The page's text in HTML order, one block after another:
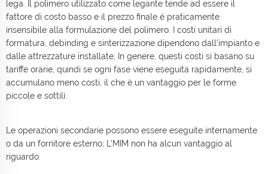
lega. Il polimero utilizzato come legante tende ad essere il
fattore di costo basso e il prezzo finale è praticamente
insensibile alla formulazione del polimero. I costi unitari di
formatura, debinding e sinterizzazione dipendono dall'impianto e
dalle attrezzature installate; In genere, questi costi si basano su
tariffe orarie, quindi se ogni fase viene eseguita rapidamente, si
accumulano meno costi, il che è un vantaggio per le forme
piccole e sottili.
Le operazioni secondarie possono essere eseguite internamente
o da un fornitore esterno; L'MIM non ha alcun vantaggio al
riguardo.